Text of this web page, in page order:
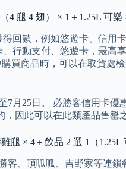
4 腿 4 翅） × 1＋1.25L 可樂
回饋，例如悠遊卡、信用
行動支付、悠遊卡，最高
買商品時，可以在取貨處
月25日。 必勝客信用卡
因此可以在此類產品售罄
× 4＋飲品 2 選 1（1.25L
、頂呱呱、吉野家等連鎖